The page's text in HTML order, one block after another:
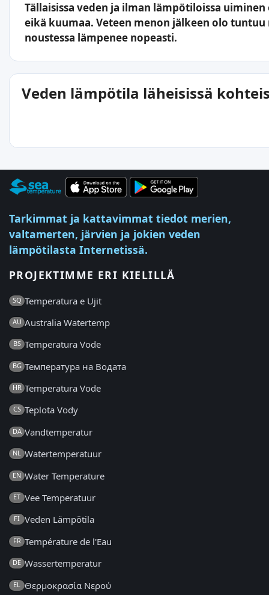
Tällaisissa veden ja ilman lämpötiloissa
eikä kuumaa. Veteen menon jälkeen olo
noustessa lämpenee nopeasti.
Veden lämpötila läheisissä
Tarkimmat ja kattavimmat tiedot merien,
valtamerten, järvien ja jokien veden
lämpötilasta Internetissä.
PROJEKTIMME ERI KIELILLÄ
SQ Temperatura e Ujit
AU Australia Watertemp
BS Temperatura Vode
BG Температура на Водата
HR Temperatura Vode
CS Teplota Vody
DA Vandtemperatur
NL Watertemperatuur
EN Water Temperature
ET Vee Temperatuur
FI Veden Lämpötila
FR Température de l'Eau
DE Wassertemperatur
EL Θερμοκρασία Νερού